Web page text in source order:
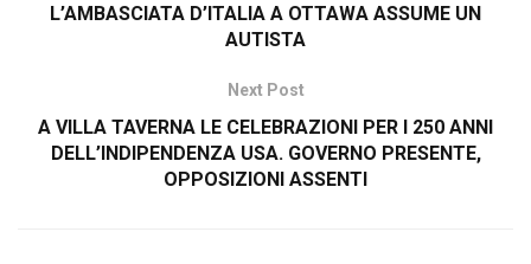
L’AMBASCIATA D’ITALIA A OTTAWA ASSUME UN
AUTISTA
Next Post
A VILLA TAVERNA LE CELEBRAZIONI PER I 250 ANNI
DELL’INDIPENDENZA USA. GOVERNO PRESENTE,
OPPOSIZIONI ASSENTI